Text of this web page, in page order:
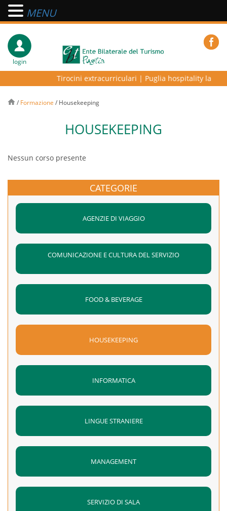
login
Tirocini extracurriculari|Puglia hospitality lab –
/ Formazione / Housekeeping
HOUSEKEEPING
Nessun corso presente
CATEGORIE
AGENZIE DI VIAGGIO
COMUNICAZIONE E CULTURA DEL SERVIZIO
FOOD & BEVERAGE
HOUSEKEEPING
INFORMATICA
LINGUE STRANIERE
MANAGEMENT
SERVIZIO DI SALA
MENU